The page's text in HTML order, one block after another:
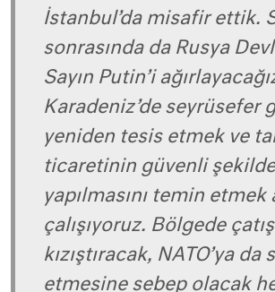
İstanbul’da misafir ettik.
sonrasında da Rusya
Sayın Putin’i
Karadeniz’de seyrüsefer
yeniden tesis etmek ve
ticaretinin güvenli şekilde
yapılmasını temin etmek
çalışıyoruz. Bölgede
kızıştıracak, NATO’ya da
etmesine sebep olacak